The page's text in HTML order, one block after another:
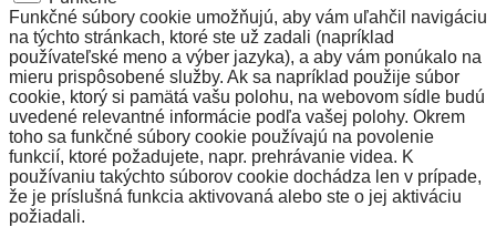
Funkčné súbory cookie umožňujú, aby vám uľahčil navigáciu
na týchto stránkach, ktoré ste už zadali (napríklad
používateľské meno a výber jazyka), a aby vám ponúkalo na
mieru prispôsobené služby. Ak sa napríklad použije súbor
cookie, ktorý si pamätá vašu polohu, na webovom sídle budú
uvedené relevantné informácie podľa vašej polohy. Okrem
toho sa funkčné súbory cookie používajú na povolenie
funkcií, ktoré požadujete, napr. prehrávanie videa. K
používaniu takýchto súborov cookie dochádza len v prípade,
že je príslušná funkcia aktivovaná alebo ste o jej aktiváciu
požiadali.